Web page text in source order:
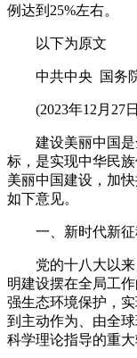
例达到25%左右。
以下为原文
中共中央 国务院
(2023年12月27
建设美丽中国是
标，是实现中华民
美丽中国建设，加
如下意见。
一、新时代新征
党的十八大以来
明建设摆在全局工
强生态环境保护，
到主动作为、由全
科学理论指导的重